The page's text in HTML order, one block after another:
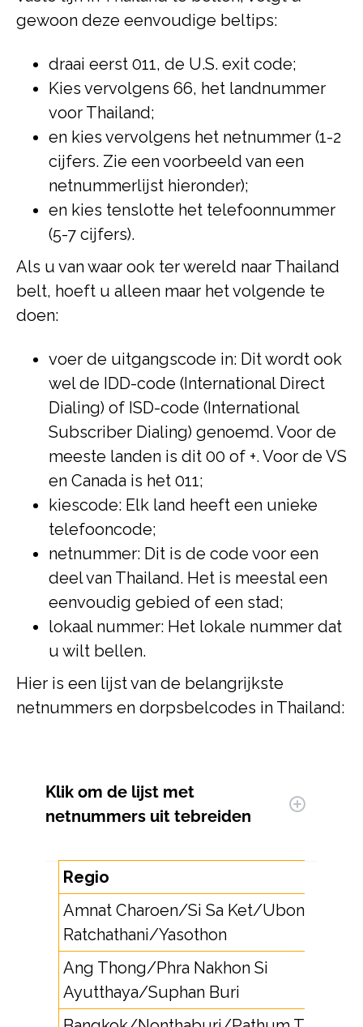
gewoon deze eenvoudige beltips:
draai eerst 011, de U.S. exit code;
Kies vervolgens 66, het landnummer
voor Thailand;
en kies vervolgens het netnummer (1-2
cijfers. Zie een voorbeeld van een
netnummerlijst hieronder);
en kies tenslotte het telefoonnummer
(5-7 cijfers).
Als u van waar ook ter wereld naar Thailand
belt, hoeft u alleen maar het volgende te
doen:
voer de uitgangscode in: Dit wordt ook
wel de IDD-code (International Direct
Dialing) of ISD-code (International
Subscriber Dialing) genoemd. Voor de
meeste landen is dit 00 of +. Voor de VS
en Canada is het 011;
kiescode: Elk land heeft een unieke
telefooncode;
netnummer: Dit is de code voor een
deel van Thailand. Het is meestal een
eenvoudig gebied of een stad;
lokaal nummer: Het lokale nummer dat
u wilt bellen.
Hier is een lijst van de belangrijkste
netnummers en dorpsbelcodes in Thailand:
Klik om de lijst met
netnummers uit tebreiden
Regio
Amnat Charoen/Si Sa Ket/Ubon
Ratchathani/Yasothon
Ang Thong/Phra Nakhon Si
Ayutthaya/Suphan Buri